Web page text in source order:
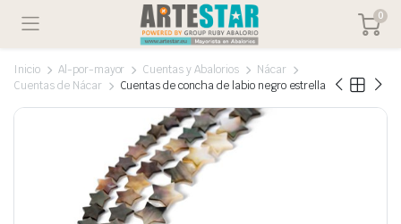
0
Inicio Al-por-mayor Cuentas y Abalorios
Nácar
Cuentas de Nácar
Cuentas de concha de labio negro estrella